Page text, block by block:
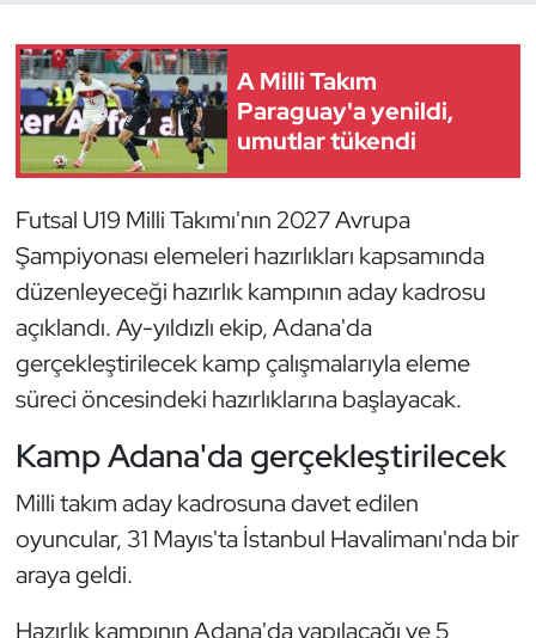
A Milli Takım
Paraguay'a yenildi,
umutlar tükendi
Futsal U19 Milli Takımı'nın 2027 Avrupa
Şampiyonası elemeleri hazırlıkları kapsamında
düzenleyeceği hazırlık kampının aday kadrosu
açıklandı. Ay-yıldızlı ekip, Adana'da
gerçekleştirilecek kamp çalışmalarıyla eleme
süreci öncesindeki hazırlıklarına başlayacak.
Kamp Adana'da gerçekleştirilecek
Milli takım aday kadrosuna davet edilen
oyuncular, 31 Mayıs'ta İstanbul Havalimanı'nda bir
araya geldi.
Hazırlık kampının Adana'da yapılacağı ve 5
Dans Sporları
Dövüş Sanatı
E-Spor
Eskrim
Futbol
Futsal
Genel
Golf
Güreş
Halter